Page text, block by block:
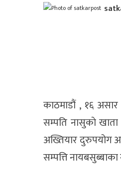
काठमाडौं , १६
सम्पति नासुकाे
अख्तियार दुरुपयोग
सम्पत्ति